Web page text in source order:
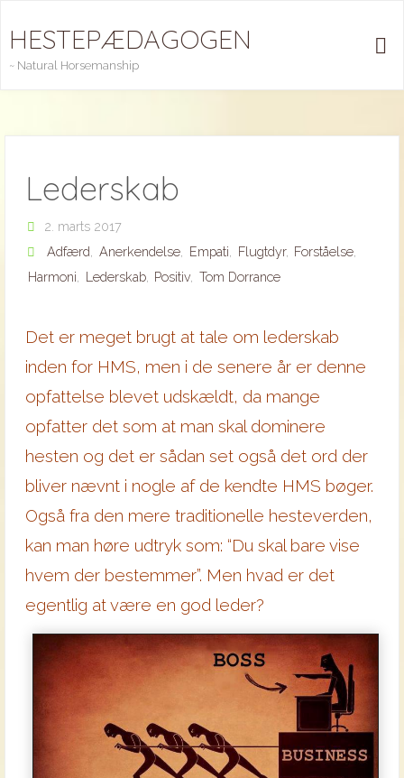
HESTEPÆDAGOGEN
~ Natural Horsemanship
Lederskab
2. marts 2017
Adfærd
Anerkendelse, Empati Flugtdyr, Forståelse
Harmoni
Lederskab, Positiv, Tom Dorrance
Det er meget brugt at tale om lederskab
inden for HMS, men i de senere år er denne
opfattelse blevet udskældt, da mange
opfatter det som at man skal dominere
hesten og det er sådan set også det ord der
bliver nævnt i nogle af de kendte HMS bøger.
Også fra den mere traditionelle hesteverden,
kan man høre udtryk som: “Du skal bare vise
hvem der bestemmer”. Men hvad er det
egentlig at være en god leder?